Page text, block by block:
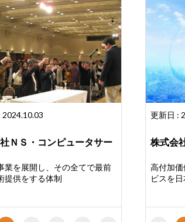
2024.10.03
ＮＳ・コンピュータサー
業を展開し、その全てで最前
提供をする体制
更新日 :
株式会
高付加
ビスを